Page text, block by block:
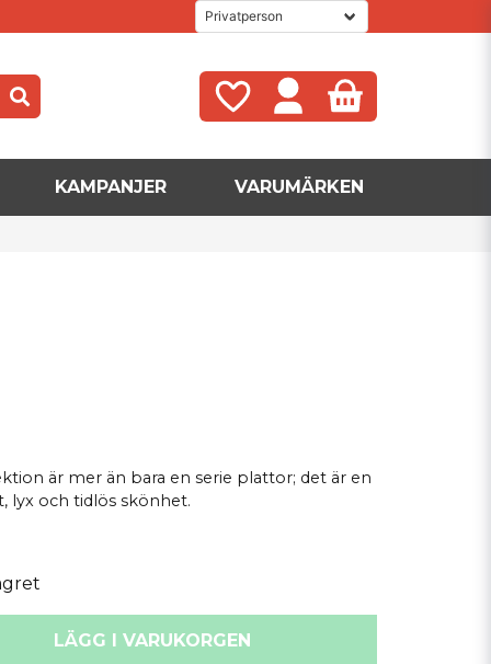
KAMPANJER VARUMÄRKEN
är mer än bara en serie plattor; det är en
lyx och tidlös skönhet.
LÄGG I VARUKORGEN